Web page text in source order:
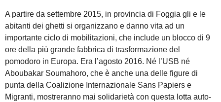
A partire da settembre 2015, in provincia di Foggia gli e le
abitanti dei ghetti si organizzano e danno vita ad un
importante ciclo di mobilitazioni, che include un blocco di 9
ore della più grande fabbrica di trasformazione del
pomodoro in Europa. Era l’agosto 2016. Né l’USB né
Aboubakar Soumahoro, che è anche una delle figure di
punta della Coalizione Internazionale Sans Papiers e
Migranti, mostreranno mai solidarietà con questa lotta auto-